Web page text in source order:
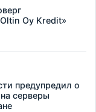
Oy Kredit»
предупредил о
серверы